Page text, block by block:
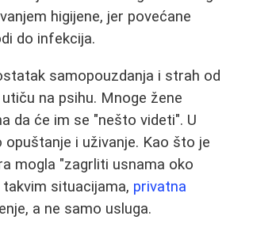
higijene, jer povećane
do infekcija.
samopouzdanja i strah od
na psihu. Mnoge žene
da će im se "nešto videti". U
i uživanje. Kao što je
mogla "zagrliti usnama oko
situacijama, privatna
a ne samo usluga.